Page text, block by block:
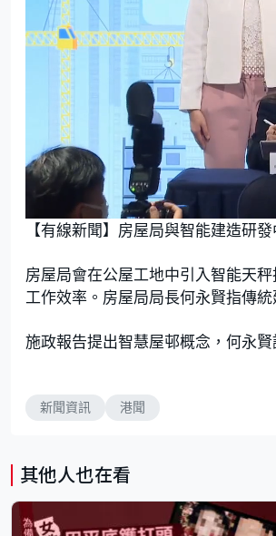
n
m
u
【有線新聞】房屋局與智能建造研
房屋局會在公屋工地中引入智能天
工作效率。房屋局局長何永賢指傳
施政報告提出智慧屋邨概念，何永
新聞資訊 港聞
其他人也在看